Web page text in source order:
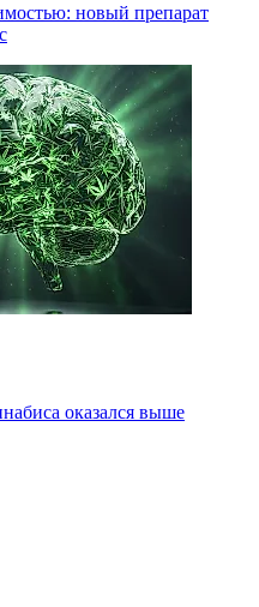
новый препарат
оказался выше